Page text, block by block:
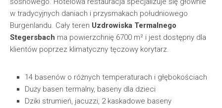
w tradycyjnych daniach i przysmakach południowego
Burgenlandu. Cały teren Uzdrowiska Termalnego
Stegersbach ma powierzchnię 6700 m² i jest dostępny dla
klientów poprzez klimatyczny tęczowy korytarz.
14 basenów o różnych temperaturach i głębokościach
Duży basen termalny, baseny dla dzieci
Dziki strumień, jacuzzi, 2 kaskadowe baseny